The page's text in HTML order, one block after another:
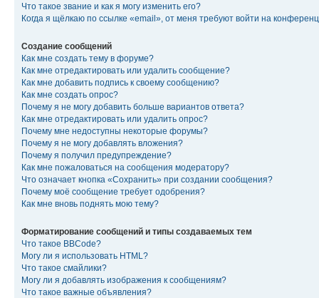
Что такое звание и как я могу изменить его?
Когда я щёлкаю по ссылке «email», от меня требуют войти на
Создание сообщений
Как мне создать тему в форуме?
Как мне отредактировать или удалить сообщение?
Как мне добавить подпись к своему сообщению?
Как мне создать опрос?
Почему я не могу добавить больше вариантов ответа?
Как мне отредактировать или удалить опрос?
Почему мне недоступны некоторые форумы?
Почему я не могу добавлять вложения?
Почему я получил предупреждение?
Как мне пожаловаться на сообщения модератору?
Что означает кнопка «Сохранить» при создании сообщения?
Почему моё сообщение требует одобрения?
Как мне вновь поднять мою тему?
Форматирование сообщений и типы создаваемых тем
Что такое BBCode?
Могу ли я использовать HTML?
Что такое смайлики?
Могу ли я добавлять изображения к сообщениям?
Что такое важные объявления?